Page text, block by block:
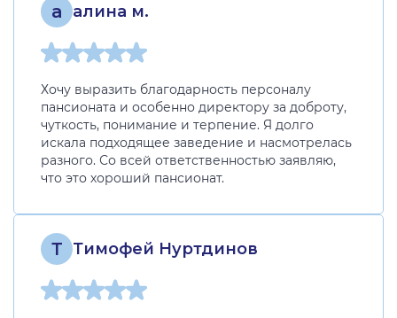
а алина м.
Хочу выразить благодарность персоналу
пансионата и особенно директору за доброту,
чуткость, понимание и терпение. Я долго
искала подходящее заведение и насмотрелась
разного. Со всей ответственностью заявляю,
что это хороший пансионат.
Т Тимофей Нуртдинов